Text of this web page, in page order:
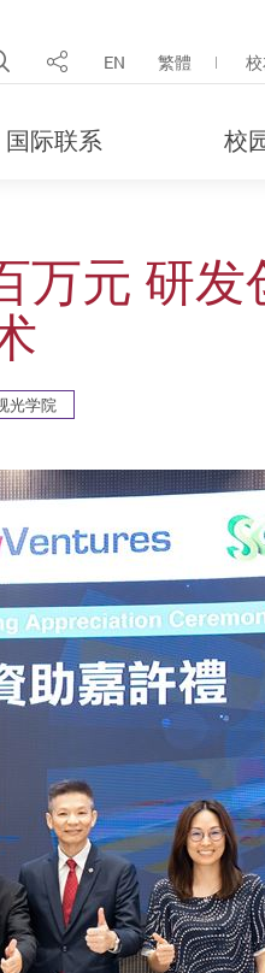
Open Site Search Popup
分享 EN 繁體
国际联系 校
万元 研发
光学院